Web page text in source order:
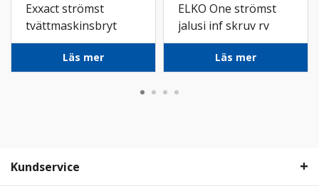
Exxact strömst
tvättmaskinsbryt
komb 3-p 1-0 vit
Läs mer
ELKO One strömst
jalusi inf skruv rv
Läs mer
Kundservice